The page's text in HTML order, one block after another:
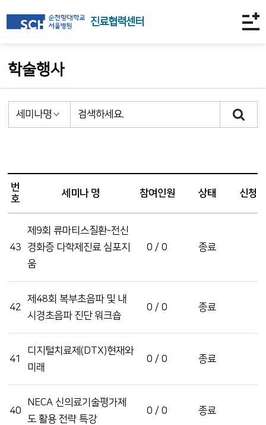
진료협력센터
학술행사
번
호
세미나 명 참여인원 상태 신청
43
제9회 류마티스질환-전신
경화증 다학제진료 심포지
움
0 / 0 종료
42
제48회 복부초음파 및 내
시경초음파 진단 워크숍
0 / 0 종료
41
디지털치료제(DTX)현재와
미래
0 / 0 종료
40
NECA 신의료기술평가제
도 활용 전략 특강
0 / 0 종료